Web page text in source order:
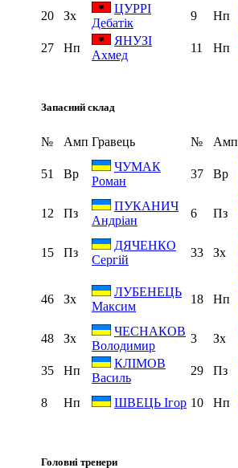
20
Зх
ЦУРРІ
Дебатік
9 Нп
27
Нп
ЯНУЗІ
Ахмед
11 Нп
Запасний склад
№ Амп Гравець № Амп
51 Вр
ЧУМАК
Роман
37 Вр
12
Пз
ПУКАНИЧ
Андріан
6 Пз
15 Пз
ДЯЧЕНКО
Сергій
33 Зх
46 Зх
ЛУБЕНЕЦЬ
Максим
18 Нп
48
Зх
ЧЕСНАКОВ
Володимир
3 Зх
35
Нп
КЛІМОВ
Василь
29 Пз
8
Нп ШВЕЦЬ Ігор 10 Нп
Головні тренери